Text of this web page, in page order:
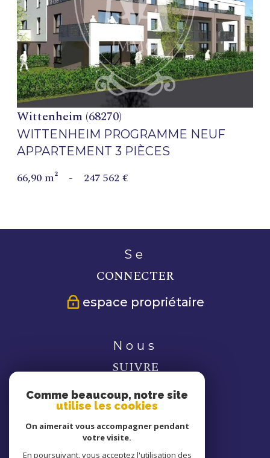
VOIR LE BIEN
Wittenheim (68270)
WITTENHEIM PROGRAMME NEUF
APPARTEMENT 3 PIÈCES
66,90 m² - 247 562 €
se
CONNECTER
espace propriétaire
nous
SUIVRE
nous
Comme beaucoup, notre site
utilise les cookies
On aimerait vous accompagner pendant
votre visite.
En poursuivant, vous acceptez l'utilisation des